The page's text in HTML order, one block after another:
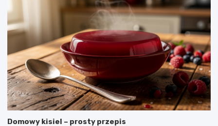
Domowy kisiel – prosty przepis